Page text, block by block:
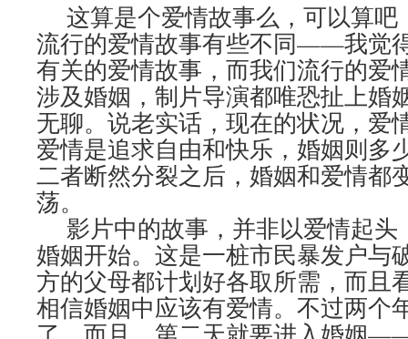
这算是个爱情故事么，可以算吧
流行的爱情故事有些不同——我觉
有关的爱情故事，而我们流行的爱
涉及婚姻，制片导演都唯恐扯上婚
无聊。说老实话，现在的状况，爱
爱情是追求自由和快乐，婚姻则多
二者断然分裂之后，婚姻和爱情都
荡。
影片中的故事，并非以爱情起头
婚姻开始。这是一桩市民暴发户与
方的父母都计划好各取所需，而且
相信婚姻中应该有爱情。不过两个